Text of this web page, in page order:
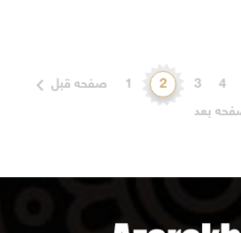
صفحه قبل 1 2 3 4
بعد